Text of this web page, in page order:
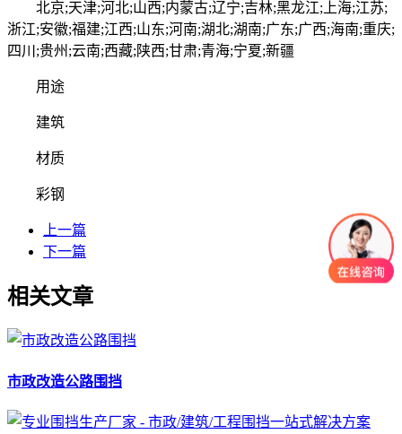
北京;天津;河北;山西;内蒙古;辽宁;吉林;黑龙江;上海;江苏;
浙江;安徽;福建;江西;山东;河南;湖北;湖南;广东;广西;海南;重庆;
四川;贵州;云南;西藏;陕西;甘肃;青海;宁夏;新疆
用途
建筑
材质
彩钢
上一篇
下一篇
相关文章
市政改造公路围挡